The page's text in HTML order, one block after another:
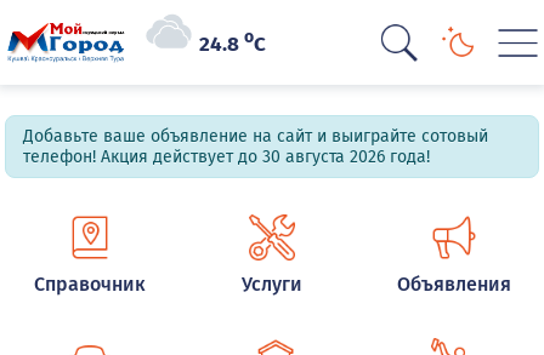
24.8oC
Добавьте ваше объявление на сайт и выиграйте сотовый
телефон! Акция действует до 30 августа 2026 года!
Справочник Услуги Объявления